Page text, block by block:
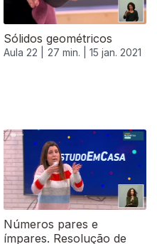
Sólidos geométricos
Aula 22 | 27 min. | 15 jan. 2021
Números pares e
ímpares. Resolução de